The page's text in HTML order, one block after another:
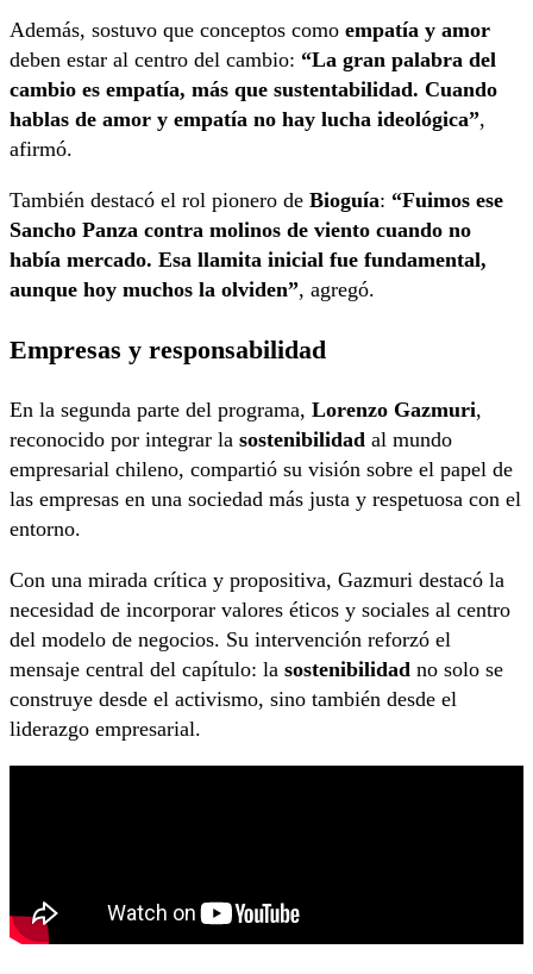
Además, sostuvo que conceptos como empatía y amor
deben estar al centro del cambio: “La gran palabra del
cambio es empatía, más que sustentabilidad. Cuando
hablas de amor y empatía no hay lucha ideológica”,
afirmó.
También destacó el rol pionero de Bioguía: “Fuimos ese
Sancho Panza contra molinos de viento cuando no
había mercado. Esa llamita inicial fue fundamental,
aunque hoy muchos la olviden”, agregó.
Empresas y responsabilidad
En la segunda parte del programa, Lorenzo Gazmuri,
reconocido por integrar la sostenibilidad al mundo
empresarial chileno, compartió su visión sobre el papel de
las empresas en una sociedad más justa y respetuosa con el
entorno.
Con una mirada crítica y propositiva, Gazmuri destacó la
necesidad de incorporar valores éticos y sociales al centro
del modelo de negocios. Su intervención reforzó el
mensaje central del capítulo: la sostenibilidad no solo se
construye desde el activismo, sino también desde el
liderazgo empresarial.